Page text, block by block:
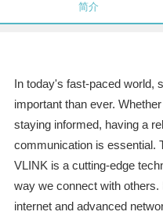
简介
In today's fast-paced world,
important than ever.
staying informed, having a
communication is essential.
VLINK is a cutting-edge
way we connect with
internet and advanced